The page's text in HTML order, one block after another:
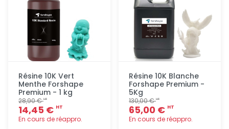
Résine 10K Vert
Menthe Forshape
Premium - 1 kg
28,90 €HT
14,45 € HT
En cours de réappro.
Résine 10K Blanche
Forshape Premium -
5Kg
130,00 €HT
65,00 € HT
En cours de réappro.